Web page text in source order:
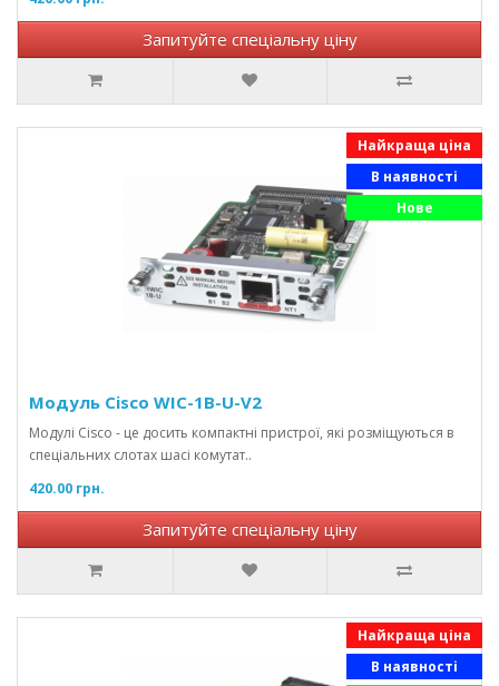
Запитуйте спеціальну ціну
Найкраща ціна
В наявності
Нове
Модуль Cisco WIC-1B-U-V2
Модулі Cisco - це досить компактні пристрої, які розміщуються в
спеціальних слотах шасі комутат..
420.00 грн.
Запитуйте спеціальну ціну
Найкраща ціна
В наявності